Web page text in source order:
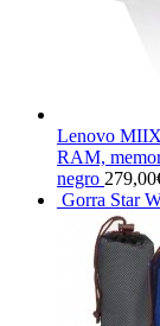
Lenovo
RAM,
negro 279,00
Gorra Star